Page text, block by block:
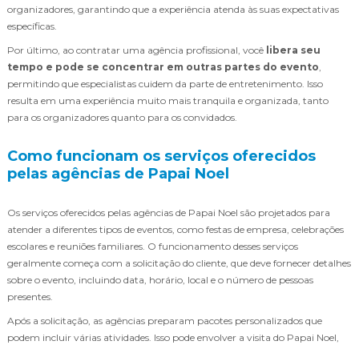
organizadores, garantindo que a experiência atenda às suas expectativas
específicas.
Por último, ao contratar uma agência profissional, você libera seu
tempo e pode se concentrar em outras partes do evento,
permitindo que especialistas cuidem da parte de entretenimento. Isso
resulta em uma experiência muito mais tranquila e organizada, tanto
para os organizadores quanto para os convidados.
Como funcionam os serviços oferecidos
pelas agências de Papai Noel
Os serviços oferecidos pelas agências de Papai Noel são projetados para
atender a diferentes tipos de eventos, como festas de empresa, celebrações
escolares e reuniões familiares. O funcionamento desses serviços
geralmente começa com a solicitação do cliente, que deve fornecer detalhes
sobre o evento, incluindo data, horário, local e o número de pessoas
presentes.
Após a solicitação, as agências preparam pacotes personalizados que
podem incluir várias atividades. Isso pode envolver a visita do Papai Noel,